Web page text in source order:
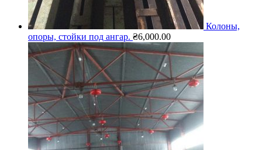
Колоны,
опоры, стойки под ангар. ₴6,000.00